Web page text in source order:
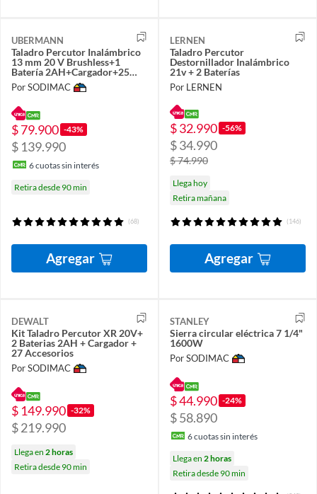
UBERMANN
Taladro Percutor Inalámbrico
13 mm 20 V Brushless+1
Batería 2AH+Cargador+25
Acc
Por SODIMAC
$ 79.900 -43%
$ 139.990
6cuotas sin interés
Retira desde 90 min
(68)
Agregar
LERNEN
Taladro Percutor
Destornillador Inalámbrico
21v + 2 Baterías
Por LERNEN
$ 32.990 -56%
$ 34.990
$ 74.990
Llega hoy
Retira mañana
(146)
Agregar
DEWALT
Kit Taladro Percutor XR 20V+
2 Baterias 2AH + Cargador +
27 Accesorios
Por SODIMAC
$ 149.990 -32%
$ 219.990
Llega en 2 horas
Retira desde 90 min
STANLEY
Sierra circular eléctrica 7 1/4"
1600W
Por SODIMAC
$ 44.990 -24%
$ 58.890
6cuotas sin interés
Llega en 2 horas
Retira desde 90 min